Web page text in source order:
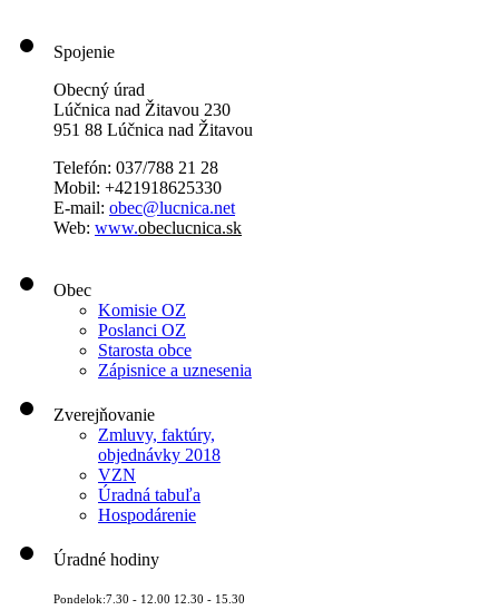
Spojenie
Obecný úrad
Lúčnica nad Žitavou 230
951 88 Lúčnica nad Žitavou
Telefón: 037/788 21 28
Mobil: +421918625330
E-mail: obec@lucnica.net
Web: www.obeclucnica.sk
Obec
Komisie OZ
Poslanci OZ
Starosta obce
Zápisnice a uznesenia
Zverejňovanie
Zmluvy, faktúry,
objednávky 2018
VZN
Úradná tabuľa
Hospodárenie
Úradné hodiny
Pondelok:7.30 - 12.00 12.30 - 15.30